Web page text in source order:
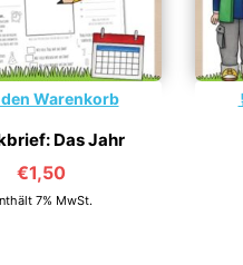
Warenkorb
Das Jahr
€1,50
7% MwSt.